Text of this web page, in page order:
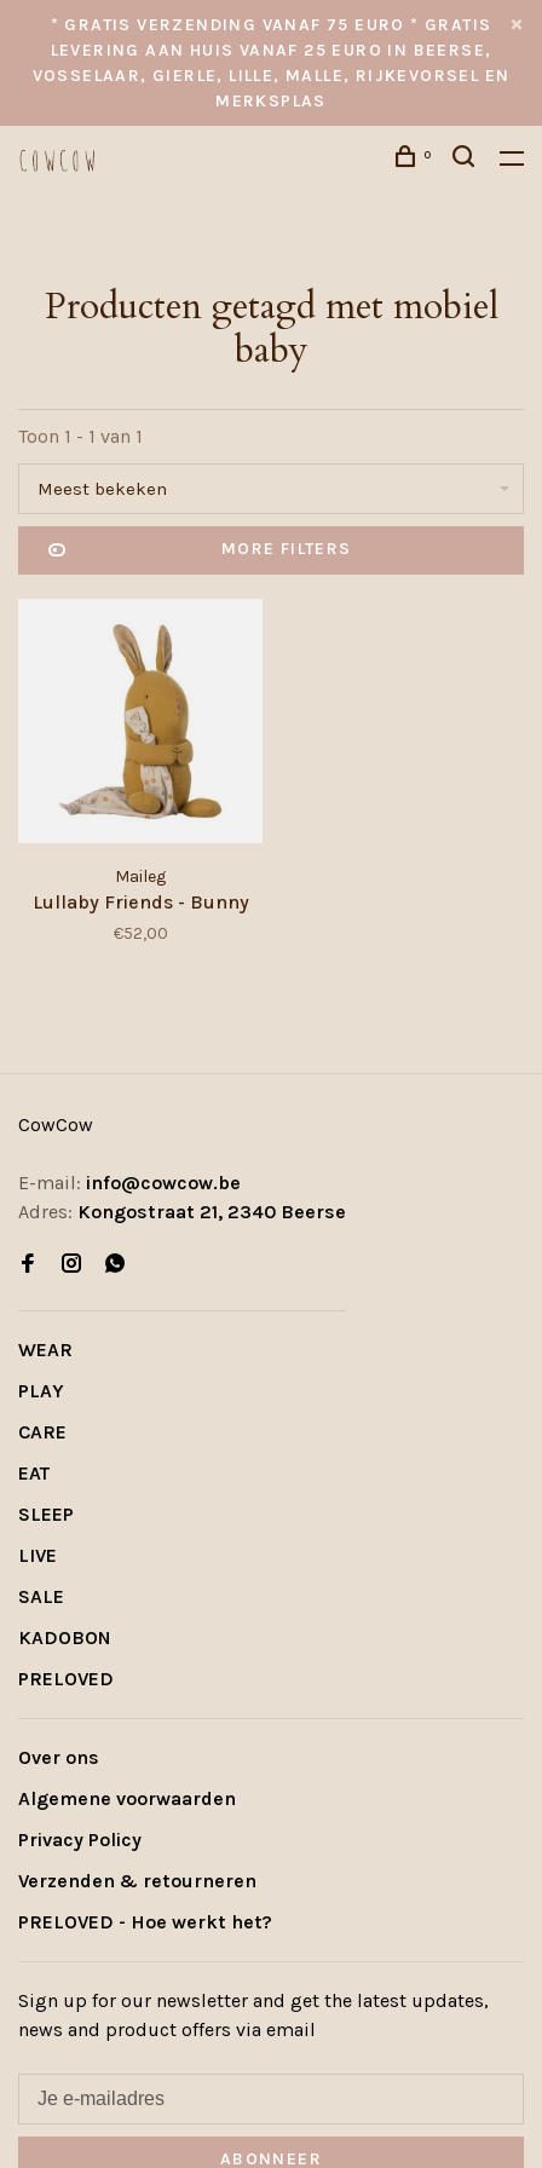
* GRATIS VERZENDING VANAF 75 EURO * GRATIS
LEVERING AAN HUIS VANAF 25 EURO IN BEERSE,
VOSSELAAR, GIERLE, LILLE, MALLE, RIJKEVORSEL EN
MERKSPLAS
0
Producten getagd met mobiel
baby
Toon 1 - 1 van 1
Meest bekeken
MORE FILTERS
Maileg
Lullaby Friends - Bunny
€52,00
CowCow
E-mail: info@cowcow.be
Adres: Kongostraat 21, 2340 Beerse
WEAR
PLAY
CARE
EAT
SLEEP
LIVE
SALE
KADOBON
PRELOVED
Over ons
Algemene voorwaarden
Privacy Policy
Verzenden & retourneren
PRELOVED - Hoe werkt het?
Sign up for our newsletter and get the latest updates,
news and product offers via email
ABONNEER